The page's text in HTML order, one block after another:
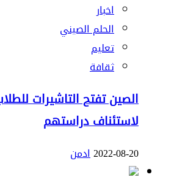
اخبار
الحلم الصيني
تعليم
ثقافة
الصين تفتح التاشيرات
لاستئناف دراستهم
2022-08-20ادمن